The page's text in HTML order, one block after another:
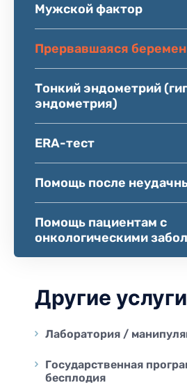
Мужской фактор
Прервавшаяся
Тонкий эндометрий
эндометрия)
ERA-тест
Помощь после
Помощь пациентам с
онкологическими
Другие услуги
Лаборатория /
Государственная
бесплодия